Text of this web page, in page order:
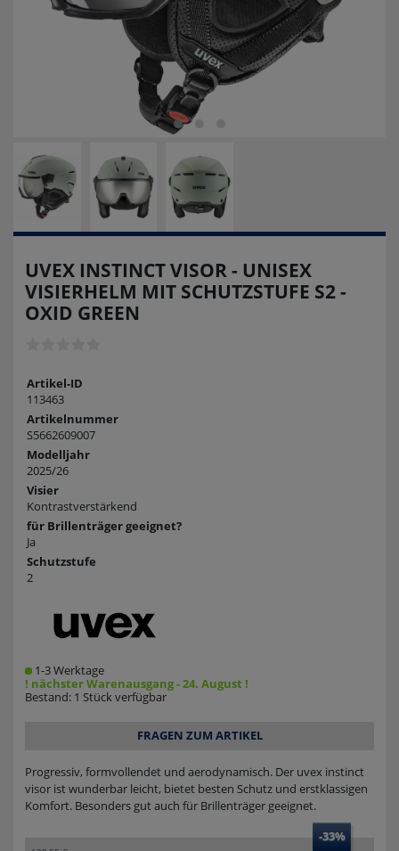
UVEX INSTINCT VISOR - UNISEX
VISIERHELM MIT SCHUTZSTUFE S2 -
OXID GREEN
Artikel-ID
113463
Artikelnummer
S5662609007
Modelljahr
2025/26
Visier
Kontrastverstärkend
für Brillenträger geeignet?
Ja
Schutzstufe
2
1-3 Werktage
! nächster Warenausgang - 24. August !
Bestand: 1 Stück verfügbar
FRAGEN ZUM ARTIKEL
Progressiv, formvollendet und aerodynamisch. Der uvex instinct
visor ist wunderbar leicht, bietet besten Schutz und erstklassigen
Komfort. Besonders gut auch für Brillenträger geeignet.
-33%